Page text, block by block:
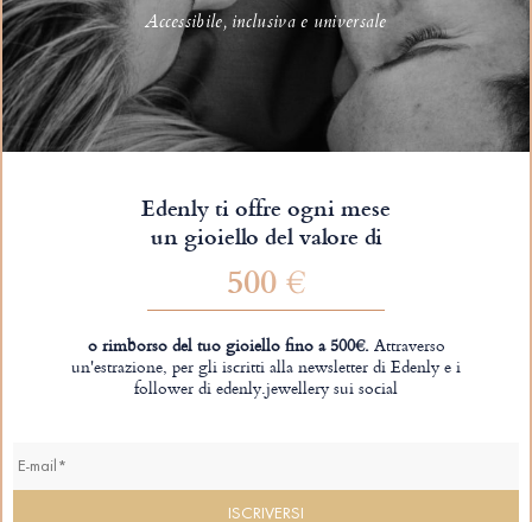
Accessibile, inclusiva e universale
Edenly ti offre ogni mese
un gioiello del valore di
500 €
o rimborso del tuo gioiello fino a 500€.Attraverso
un'estrazione, per gli iscritti alla newsletter di Edenly e i
follower di edenly.jewellery sui social